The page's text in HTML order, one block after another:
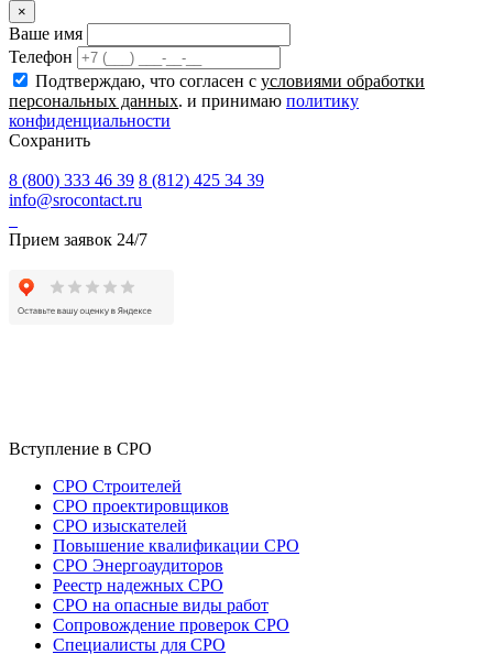
×
Ваше имя
Телефон
Подтверждаю, что согласен с условиями обработки
персональных данных. и принимаю политику
конфиденциальности
Сохранить
8 (800) 333 46 39 8 (812) 425 34 39
info@srocontact.ru
Прием заявок 24/7
Вступление в СРО
СРО Строителей
СРО проектировщиков
СРО изыскателей
Повышение квалификации СРО
СРО Энергоаудиторов
Реестр надежных СРО
СРО на опасные виды работ
Сопровождение проверок СРО
Специалисты для СРО